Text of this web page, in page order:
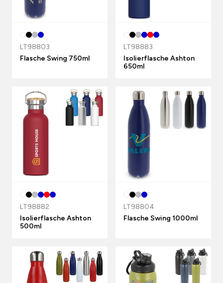
LT98803
Flasche Swing 750ml
LT98883
Isolierflasche Ashton
650ml
LT98882
Isolierflasche Ashton
500ml
LT98804
Flasche Swing 1000ml